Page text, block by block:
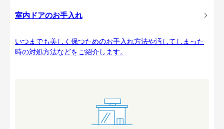
室内ドアのお手入れ
いつまでも美しく保つためのお手入れ方法や汚してしまった
時の対処方法などをご紹介します。